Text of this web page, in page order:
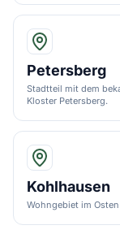
Petersberg
Stadtteil mit dem
Kloster Petersberg.
Kohlhausen
Wohngebiet im